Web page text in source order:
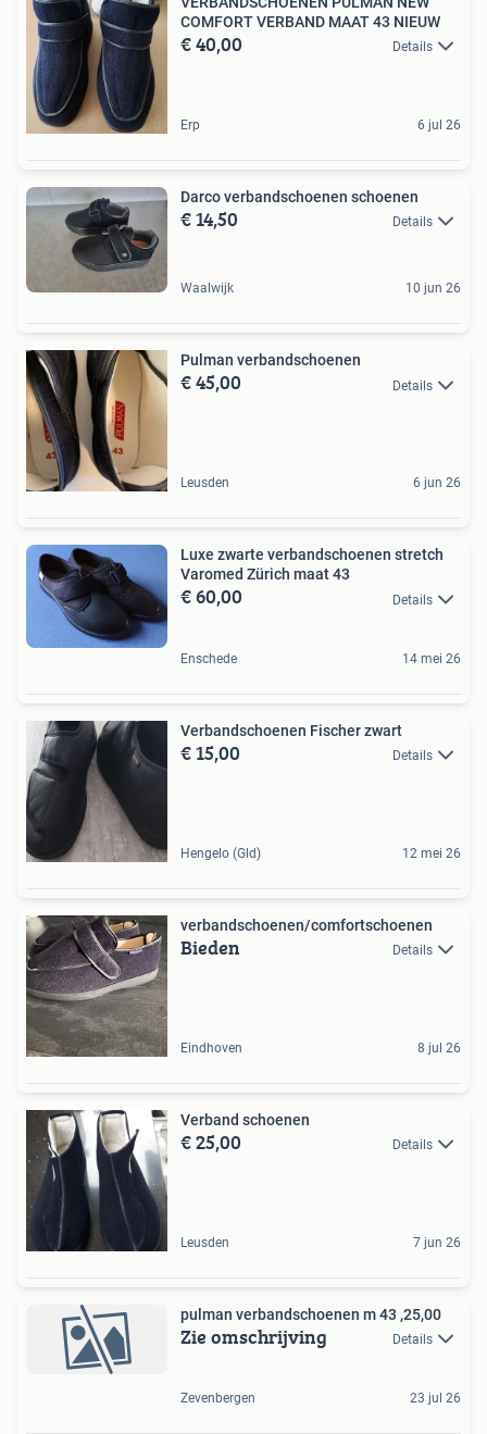
COMFORT VERBAND MAAT 43 NIEUW
€ 40,00 Details
Erp 6 jul 26
Darco verbandschoenen schoenen
€ 14,50 Details
Waalwijk 10 jun 26
Pulman verbandschoenen
€ 45,00 Details
Leusden 6 jun 26
Luxe zwarte verbandschoenen stretch
Varomed Zürich maat 43
€ 60,00 Details
Enschede 14 mei 26
Verbandschoenen Fischer zwart
€ 15,00 Details
Hengelo (Gld) 12 mei 26
verbandschoenen/comfortschoenen
Bieden Details
Eindhoven 8 jul 26
Verband schoenen
€ 25,00 Details
Leusden 7 jun 26
pulman verbandschoenen m 43 ,25,00
Zie omschrijving Details
Zevenbergen 23 jul 26